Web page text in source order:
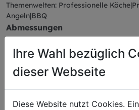
Themenwelten: Professionelle
Angeln|BBQ
Abmessungen
Breite: 15,50 cm
Gewicht: 4,86 kg
Ihre Wahl bezüglich
dieser Webseite
Diese Website nutzt Cookies.